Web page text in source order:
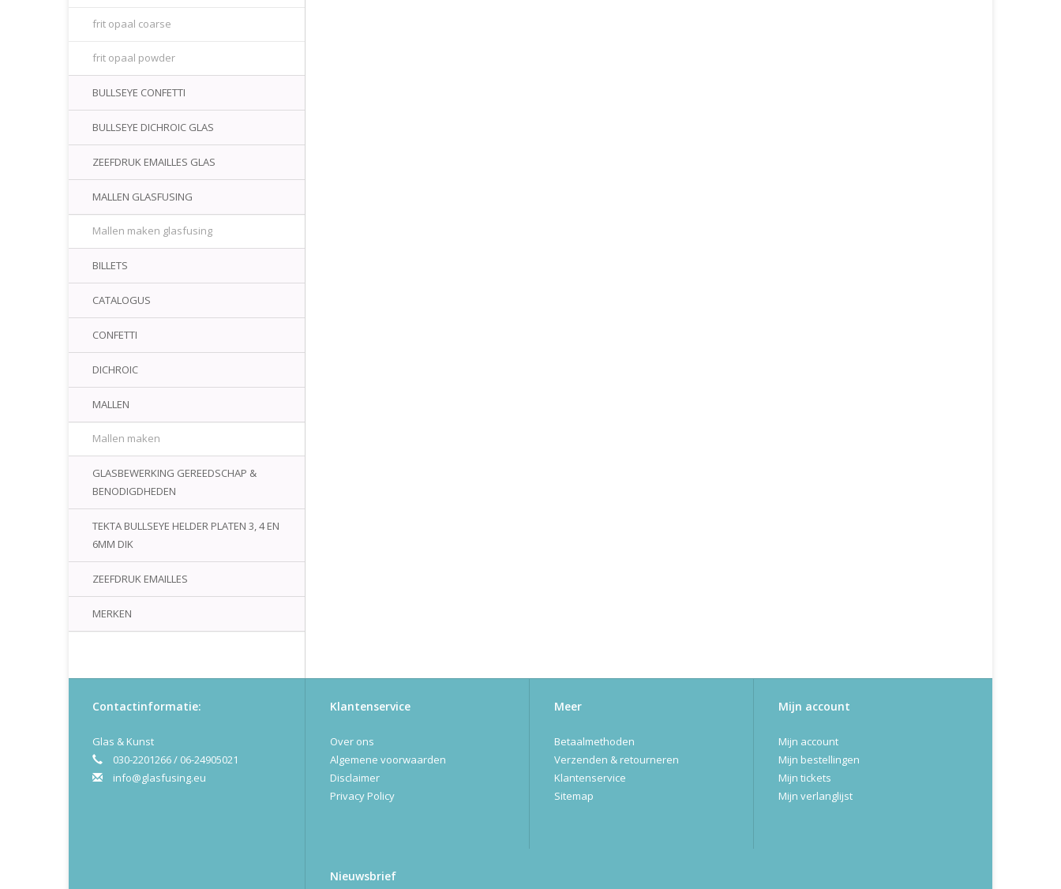
frit opaal coarse
frit opaal powder
BULLSEYE CONFETTI
BULLSEYE DICHROIC GLAS
ZEEFDRUK EMAILLES GLAS
MALLEN GLASFUSING
Mallen maken glasfusing
BILLETS
CATALOGUS
CONFETTI
DICHROIC
MALLEN
Mallen maken
GLASBEWERKING GEREEDSCHAP &
BENODIGDHEDEN
TEKTA BULLSEYE HELDER PLATEN 3, 4 EN
6MM DIK
ZEEFDRUK EMAILLES
MERKEN
Contactinformatie:
Glas & Kunst
030-2201266 / 06-24905021
info@glasfusing.eu
Klantenservice
Over ons
Algemene voorwaarden
Disclaimer
Privacy Policy
Meer
Betaalmethoden
Verzenden & retourneren
Klantenservice
Sitemap
Mijn account
Mijn account
Mijn bestellingen
Mijn tickets
Mijn verlanglijst
Nieuwsbrief